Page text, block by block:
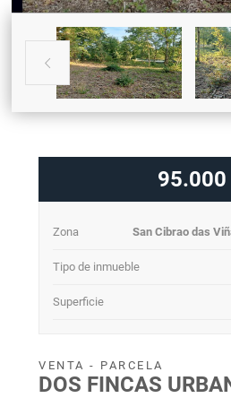

VENTA - PARCELA
DOS FINCAS
95.000
Zona San Cibrao das
Tipo de inmueble
Superficie